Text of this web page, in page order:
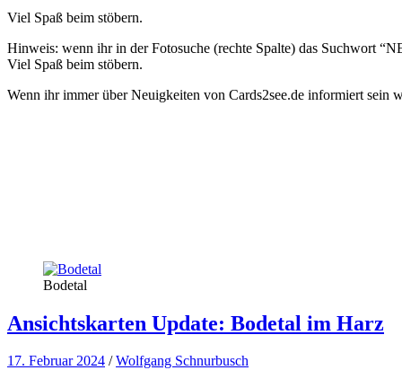
Viel Spaß beim stöbern.
Hinweis: wenn ihr in der Fotosuche (rechte Spalte) das Suchwort
Viel Spaß beim stöbern.
Wenn ihr immer über Neuigkeiten von Cards2see.de informiert sein
Bodetal
Ansichtskarten Update: Bodetal im Harz
17. Februar 2024 /Wolfgang Schnurbusch